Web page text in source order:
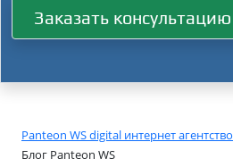
Заказать консультацию
Panteon WS digital интернет агентство
Блог Panteon WS